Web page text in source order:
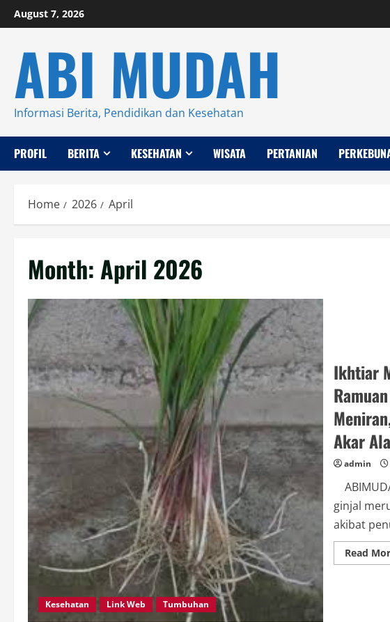
Skip
to
August 7, 2026
ABI MUDAH
Informasi Berita, Pendidikan dan Kesehatan
PROFIL BERITA KESEHATAN WISATA PERTANIAN
Home 2026 April
Month: April 2026
Kesehatan Link Web Tumbuhan
Ikhtiar
Akar
admin
ginjal
akibat
Read